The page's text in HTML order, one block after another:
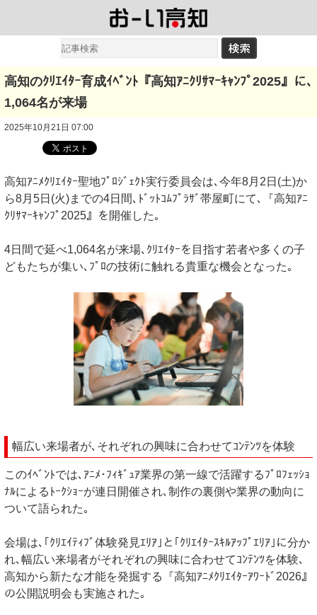
高知のｸﾘｴｲﾀｰ育成ｲﾍﾞﾝﾄ『高知ｱﾆｸﾘｻﾏｰｷｬﾝﾌﾟ2025』に､
1,064名が来場
2025年10月21日 07:00
高知ｱﾆﾒｸﾘｴｲﾀｰ聖地ﾌﾟﾛｼﾞｪｸﾄ実行委員会は､今年8月2日(土)か
ら8月5日(火)までの4日間､ﾄﾞｯﾄｺﾑﾌﾟﾗｻﾞ帯屋町にて､『高知ｱﾆ
ｸﾘｻﾏｰｷｬﾝﾌﾟ2025』を開催した｡
4日間で延べ1,064名が来場､ｸﾘｴｲﾀｰを目指す若者や多くの子
どもたちが集い､ﾌﾟﾛの技術に触れる貴重な機会となった｡
幅広い来場者が､それぞれの興味に合わせてｺﾝﾃﾝﾂを体験
このｲﾍﾞﾝﾄでは､ｱﾆﾒ･ﾌｨｷﾞｭｱ業界の第一線で活躍するﾌﾟﾛﾌｪｯｼｮ
ﾅﾙによるﾄｰｸｼｮｰが連日開催され､制作の裏側や業界の動向に
ついて語られた｡
会場は､｢ｸﾘｴｲﾃｨﾌﾞ体験発見ｴﾘｱ｣と｢ｸﾘｴｲﾀｰｽｷﾙｱｯﾌﾟｴﾘｱ｣に分か
れ､幅広い来場者がそれぞれの興味に合わせてｺﾝﾃﾝﾂを体験､
高知から新たな才能を発掘する『高知ｱﾆﾒｸﾘｴｲﾀｰｱﾜｰﾄﾞ2026』
の公開説明会も実施された｡